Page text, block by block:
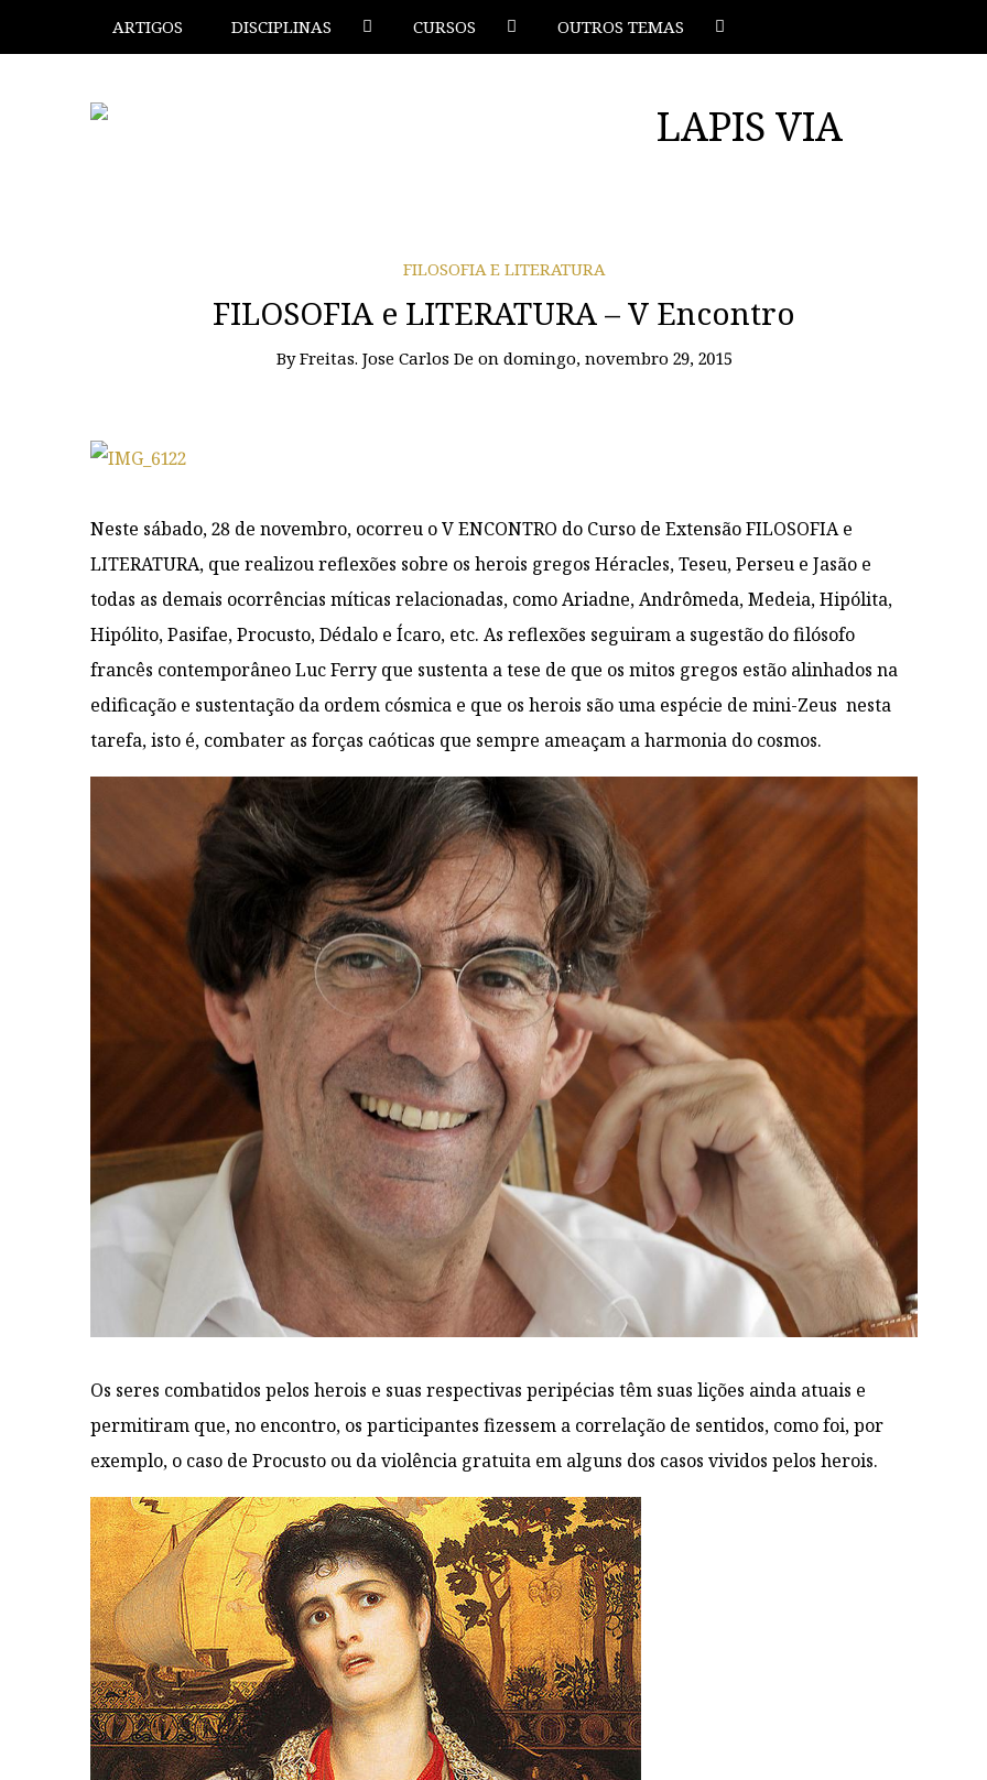
ARTIGOS DISCIPLINAS CURSOS OUTROS TEMAS
FILOSOFIA E LITERATURA
FILOSOFIA e LITERATURA – V Encontro
ByFreitas. Jose Carlos De on domingo, novembro 29, 2015
Neste sábado, 28 de novembro, ocorreu o V ENCONTRO do Curso de Extensão FILOSOFIA e
LITERATURA, que realizou reflexões sobre os herois gregos Héracles, Teseu, Perseu e Jasão e
todas as demais ocorrências míticas relacionadas, como Ariadne, Andrômeda, Medeia, Hipólita,
Hipólito, Pasifae, Procusto, Dédalo e Ícaro, etc. As reflexões seguiram a sugestão do filósofo
francês contemporâneo Luc Ferry que sustenta a tese de que os mitos gregos estão alinhados na
edificação e sustentação da ordem cósmica e que os herois são uma espécie de mini-Zeus nesta
tarefa, isto é, combater as forças caóticas que sempre ameaçam a harmonia do cosmos.
Os seres combatidos pelos herois e suas respectivas peripécias têm suas lições ainda atuais e
permitiram que, no encontro, os participantes fizessem a correlação de sentidos, como foi, por
exemplo, o caso de Procusto ou da violência gratuita em alguns dos casos vividos pelos herois.